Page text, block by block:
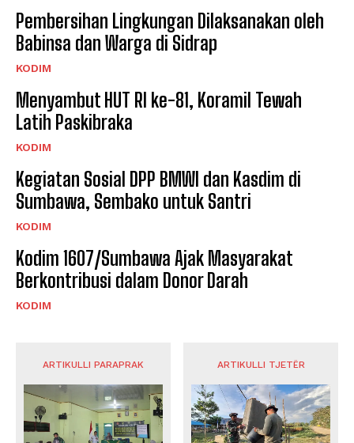
Pembersihan Lingkungan Dilaksanakan oleh
Babinsa dan Warga di Sidrap
KODIM
Menyambut HUT RI ke-81, Koramil Tewah
Latih Paskibraka
KODIM
Kegiatan Sosial DPP BMWI dan Kasdim di
Sumbawa, Sembako untuk Santri
KODIM
Kodim 1607/Sumbawa Ajak Masyarakat
Berkontribusi dalam Donor Darah
KODIM
ARTIKULLI PARAPRAK ARTIKULLI TJETËR